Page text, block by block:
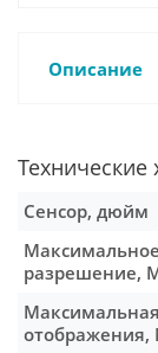
Описание
Технические
Сенсор, дюйм
Максимальное
разрешение,
отображения,